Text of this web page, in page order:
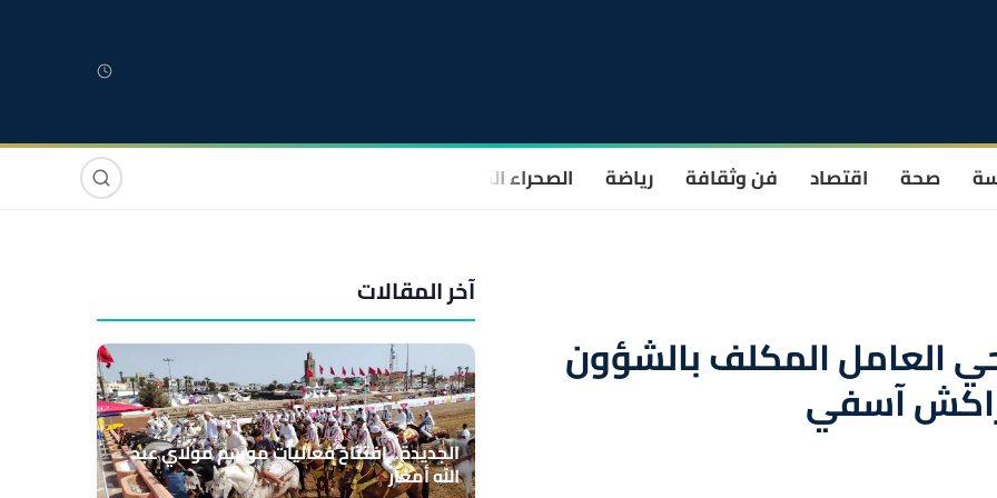
صحة اقتصاد فن وثقافة رياضة الصحراء المغربية صوت وصورة
العامل المكلف بالشؤون
آسفي
آخر المقالات
الجديدة.. افتتاح فعاليات موسم مولاي عبد
الله أمغار